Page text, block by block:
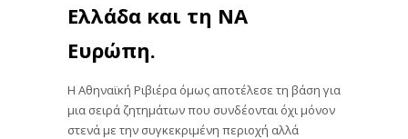
Ελλάδα και τη ΝΑ
Ευρώπη.
Η Αθηναϊκή Ριβιέρα όμως αποτέλεσε τη βάση για
μια σειρά ζητημάτων που συνδέονται όχι μόνον
στενά με την συγκεκριμένη περιοχή αλλά